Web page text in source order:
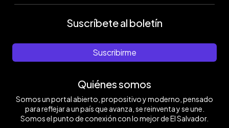
Suscríbete al boletín
Suscribirme
Quiénes somos
Somos un portal abierto, propositivo y moderno, pensado
para reflejar a un país que avanza, se reinventa y se une.
Somos el punto de conexión con lo mejor de El Salvador.